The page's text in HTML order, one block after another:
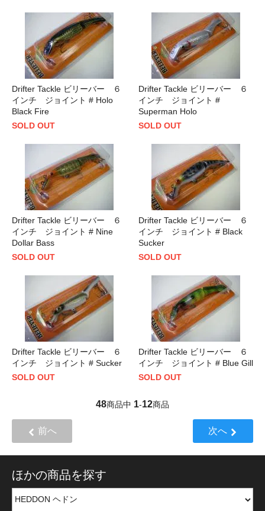
Drifter Tackle ビリーバー ６
インチ ジョイント # Holo
Black Fire
SOLD OUT
Drifter Tackle ビリーバー ６
インチ ジョイント #
Superman Holo
SOLD OUT
Drifter Tackle ビリーバー ６
インチ ジョイント # Nine
Dollar Bass
SOLD OUT
Drifter Tackle ビリーバー ６
インチ ジョイント # Black
Sucker
SOLD OUT
Drifter Tackle ビリーバー ６
インチ ジョイント # Sucker
SOLD OUT
Drifter Tackle ビリーバー ６
インチ ジョイント # Blue Gill
SOLD OUT
48商品中 1-12商品
前へ 次へ
ほかの商品を探す